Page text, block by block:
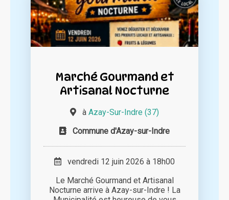
Marché Gourmand et
Artisanal Nocturne
à Azay-Sur-Indre (37)
Commune d'Azay-sur-Indre
vendredi 12 juin 2026 à 18h00
Le Marché Gourmand et Artisanal
Nocturne arrive à Azay-sur-Indre ! La